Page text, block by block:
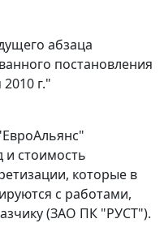
абзаца
постановления
г."
стоимость
которые в
с работами,
(ЗАО ПК "РУСТ").